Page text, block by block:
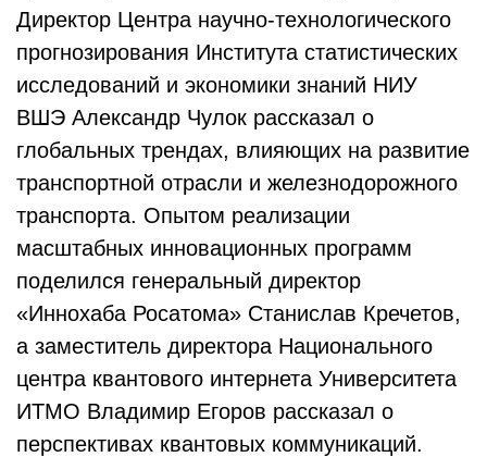
Директор Центра научно-технологического
прогнозирования Института статистических
исследований и экономики знаний НИУ
ВШЭ Александр Чулок рассказал о
глобальных трендах, влияющих на развитие
транспортной отрасли и железнодорожного
транспорта. Опытом реализации
масштабных инновационных программ
поделился генеральный директор
«Иннохаба Росатома» Станислав Кречетов,
а заместитель директора Национального
центра квантового интернета Университета
ИТМО Владимир Егоров рассказал о
перспективах квантовых коммуникаций.